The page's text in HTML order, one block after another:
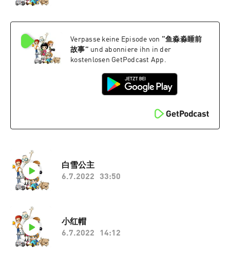
Verpasse keine Episode von “鱼淼淼睡前
故事” und abonniere ihn in der
kostenlosen GetPodcast App.
白雪公主
6.7.2022
33:50
小红帽
6.7.2022
14:12